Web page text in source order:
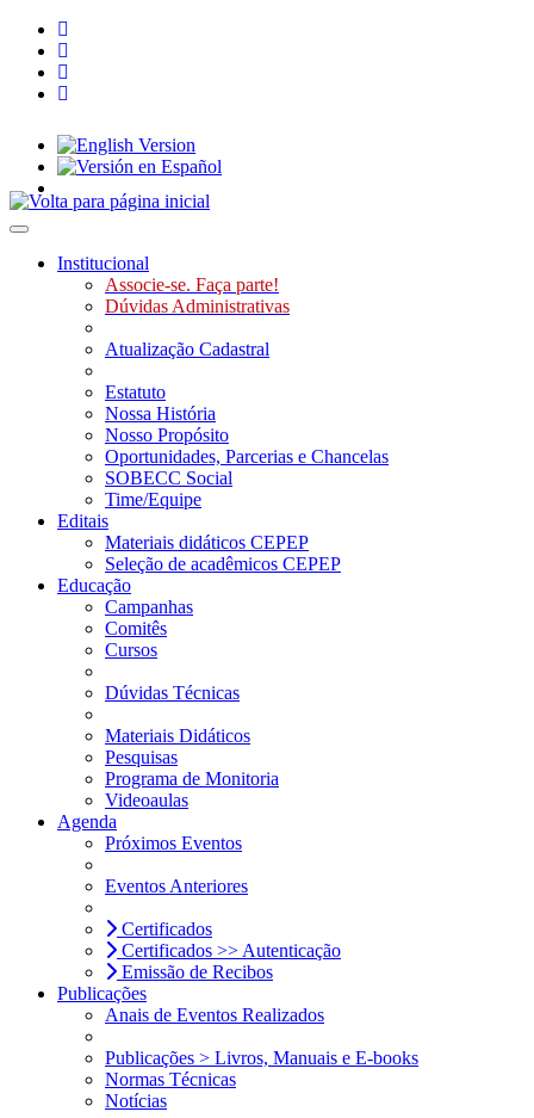
Toggle navigation
Institucional
Associe-se. Faça parte!
Dúvidas Administrativas
Atualização Cadastral
Estatuto
Nossa História
Nosso Propósito
Oportunidades, Parcerias e Chancelas
SOBECC Social
Time/Equipe
Editais
Materiais didáticos CEPEP
Seleção de acadêmicos CEPEP
Educação
Campanhas
Comitês
Cursos
Dúvidas Técnicas
Materiais Didáticos
Pesquisas
Programa de Monitoria
Videoaulas
Agenda
Próximos Eventos
Eventos Anteriores
Certificados
Certificados >> Autenticação
Emissão de Recibos
Publicações
Anais de Eventos Realizados
Publicações > Livros, Manuais e E-books
Normas Técnicas
Notícias